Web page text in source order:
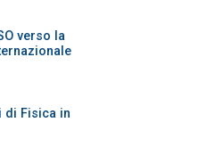
verso la
di Fisica in